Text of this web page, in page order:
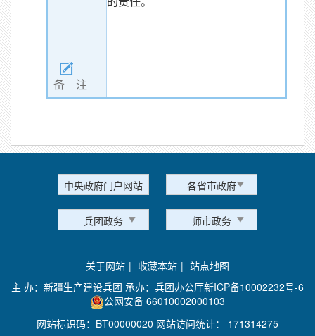
备 注
中央政府门户网站 各省市政府
兵团政务 师市政务
关于网站 | 收藏本站 | 站点地图
主 办：新疆生产建设兵团 承办：兵团办公厅新ICP备10002232号-6
公网安备 66010002000103
网站标识码：BT00000020 网站访问统计： 171314275